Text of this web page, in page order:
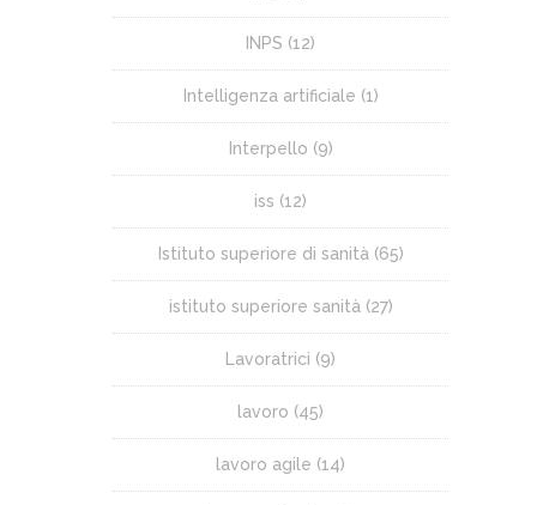
INPS (12)
Intelligenza artificiale (1)
Interpello (9)
iss (12)
Istituto superiore di sanità (65)
istituto superiore sanità (27)
Lavoratrici (9)
lavoro (45)
lavoro agile (14)